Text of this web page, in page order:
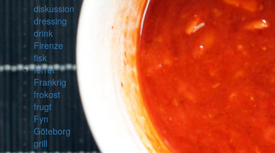
diskussion
dressing
drink
Firenze
fisk
forret
Frankrig
frokost
frugt
Fyn
Göteborg
grill